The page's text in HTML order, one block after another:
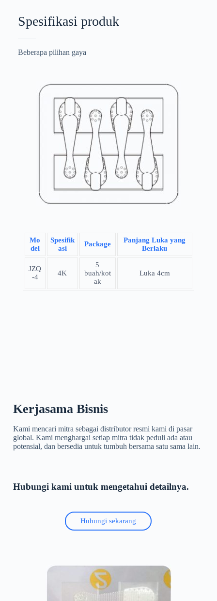
Spesifikasi produk
Beberapa pilihan gaya
Mo
del
Spesifik
asi
Package
Panjang Luka yang
Berlaku
JZQ
-4
4K
5
buah/kot
ak
Luka 4cm
Kerjasama Bisnis
Kami mencari mitra sebagai distributor resmi kami di pasar
global. Kami menghargai setiap mitra tidak peduli ada atau
potensial, dan bersedia untuk tumbuh bersama satu sama lain.
Hubungi kami untuk mengetahui detailnya.
Hubungi sekarang